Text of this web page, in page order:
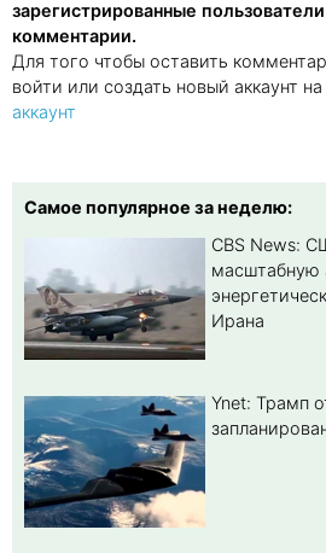
зарегистрированные
комментарии.
Для того чтобы оставить
войти или создать новый аккаунт на
аккаунт
Самое популярное за неделю:
CBS News:
масштабную
Ирана
Ynet: Трамп